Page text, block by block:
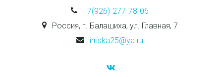
+7(926)-277-78-06
Россия, г. Балашиха, ул. Главная, 7
irriska25@ya.ru